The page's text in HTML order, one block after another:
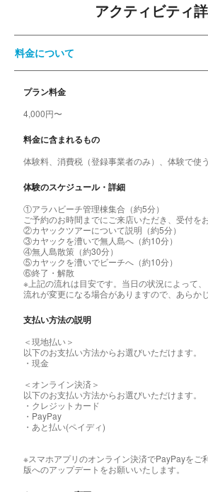
アクティビティ
料金について
プラン料金
4,000円〜
料金に含まれるもの
体験料、消費税（登録事業者のみ）、体験で使
体験のスケジュール・詳細
①アラハビーチ管理棟集合（約5分）
ご予約のお時間までにご来店いただき、受付を
②カヤックツアーについて説明（約5分）
③カヤックを漕いで無人島へ（約10分）
④無人島散策（約30分）
⑤カヤックを漕いでビーチへ（約10分）
⑥終了・解散
※上記の流れは目安です。当日の状況によって、
流れが変更になる場合がありますので、あらか
支払い方法の説明
＜現地払い＞
以下のお支払い方法からお選びいただけます。
・現金
＜オンライン決済＞
以下のお支払い方法からお選びいただけます。
・クレジットカード
・PayPay
・あと払い(ペイディ)
※スマホアプリのオンライン決済でPayPayをご
版へのアップデートをお願いいたします。